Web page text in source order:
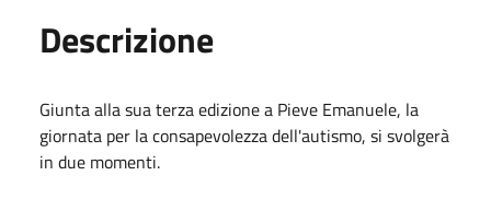
Descrizione
Giunta alla sua terza edizione a Pieve Emanuele, la
giornata per la consapevolezza dell'autismo, si svolgerà
in due momenti.